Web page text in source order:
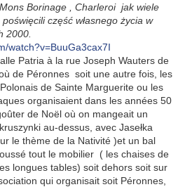
Borinage , Charleroi jak wiele
część własnego życia w
2000.
watch?v=BuuGa3cax7I
Patria à la rue Joseph Wauters de
de Péronnes soit une autre fois, les
de Sainte Marguerite ou les
organisaient dans les années 50
de Noël où on mangeait un
au-dessus, avec Jasełka
le thème de la Nativité )et un bal
tout le mobilier ( les chaises de
longues tables) soit dehors soit sur
qui organisait soit Péronnes,